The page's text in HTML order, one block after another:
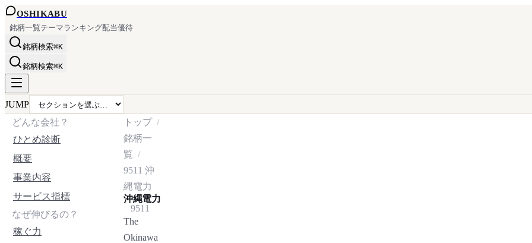
OSHIKABU
銘柄一覧テーマランキング配当優待
銘柄検索⌘K
銘柄検索⌘K
JUMP
どんな会社？
ひとめ診断
概要
事業内容
サービス指標
なぜ伸びるの？
稼ぐ力
トップ
銘柄一
覧
9511 沖
縄電力
沖縄電力
9511
The
Okinawa